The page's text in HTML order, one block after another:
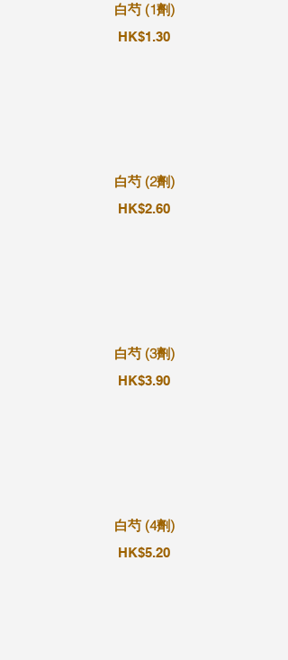
白芍 (1劑)
HK$1.30
白芍 (2劑)
HK$2.60
白芍 (3劑)
HK$3.90
白芍 (4劑)
HK$5.20